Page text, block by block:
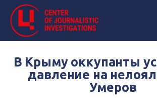
В Крыму оккупанты
давление на
Умеров